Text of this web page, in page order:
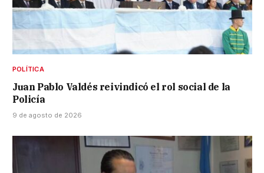
POLÍTICA
Juan Pablo Valdés reivindicó el rol social de la
Policía
9 de agosto de 2026